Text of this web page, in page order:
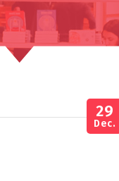
29
Dec.